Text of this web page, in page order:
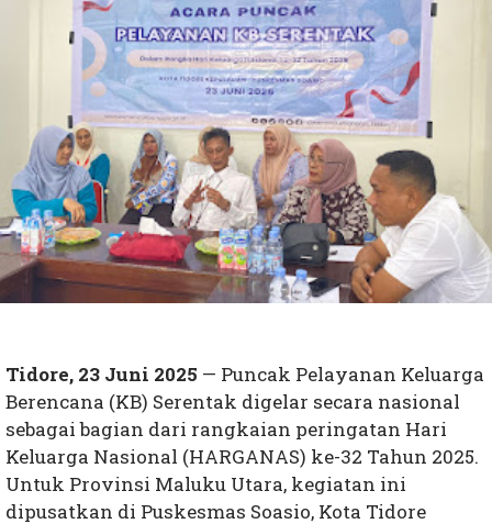
Tidore, 23 Juni 2025 — Puncak Pelayanan Keluarga
Berencana (KB) Serentak digelar secara nasional
sebagai bagian dari rangkaian peringatan Hari
Keluarga Nasional (HARGANAS) ke-32 Tahun 2025.
Untuk Provinsi Maluku Utara, kegiatan ini
dipusatkan di Puskesmas Soasio, Kota Tidore